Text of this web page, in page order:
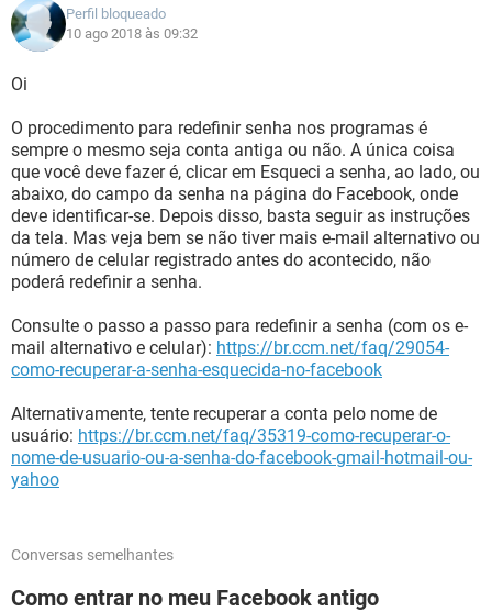
Perfil bloqueado
10 ago 2018 às 09:32
Oi
O procedimento para redefinir senha nos programas é
sempre o mesmo seja conta antiga ou não. A única coisa
que você deve fazer é, clicar em Esqueci a senha, ao lado, ou
abaixo, do campo da senha na página do Facebook, onde
deve identificar-se. Depois disso, basta seguir as instruções
da tela. Mas veja bem se não tiver mais e-mail alternativo ou
número de celular registrado antes do acontecido, não
poderá redefinir a senha.
Consulte o passo a passo para redefinir a senha (com os e-
mail alternativo e celular): https://br.ccm.net/faq/29054-
como-recuperar-a-senha-esquecida-no-facebook
Alternativamente, tente recuperar a conta pelo nome de
usuário: https://br.ccm.net/faq/35319-como-recuperar-o-
nome-de-usuario-ou-a-senha-do-facebook-gmail-hotmail-ou-
yahoo
Conversas semelhantes
Como entrar no meu Facebook antigo